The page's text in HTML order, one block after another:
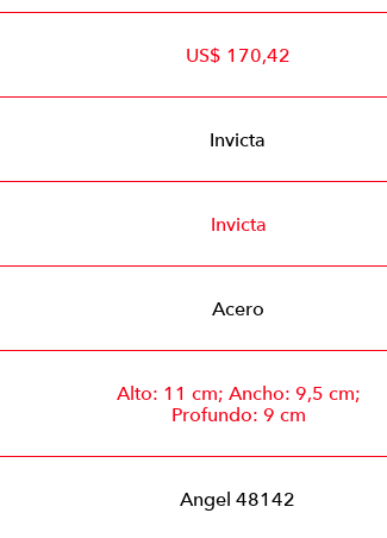
US$ 170,42
Invicta
Invicta
Acero
Alto: 11 cm; Ancho: 9,5 cm;
Profundo: 9 cm
Angel 48142